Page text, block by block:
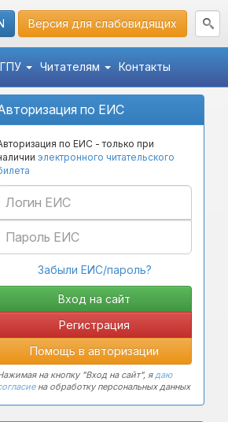
Версия для слабовидящих
Читателям Контакты
по ЕИС
по ЕИС - только при
электронного читательского
Забыли ЕИС/пароль?
Регистрация
Помощь в авторизации
на кнопку "Вход на сайт", ядаю
на обработку персональных данных